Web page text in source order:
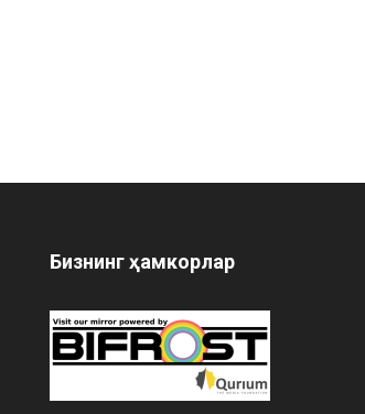
Бизнинг ҳамкорлар